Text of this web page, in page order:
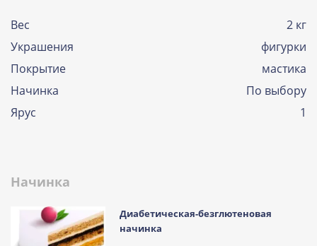
Вес
2 кг
Украшения
фигурки
Покрытие
мастика
Начинка
По выбору
Ярус
1
Начинка
Диабетическая-безглютеновая
начинка